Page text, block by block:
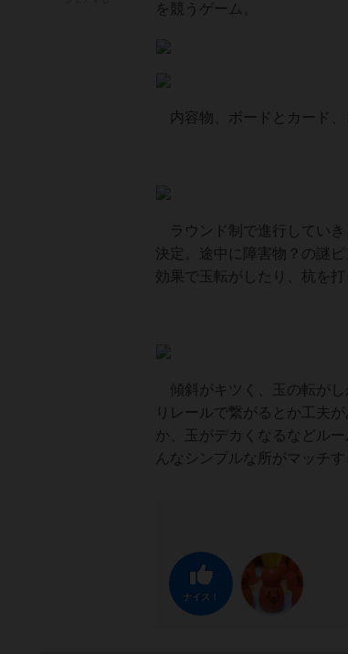
を競うゲーム。
内容物、ボードとカード、
ラウンド制で進行していき
決定。途中に障害物？の謎
効果で玉転がしたり、杭を
傾斜がキツく、玉の転がし
りレールで繋がるとか工夫
か、玉がデカくなるなどル
んなシンプルな所がマッチ
ナイス！